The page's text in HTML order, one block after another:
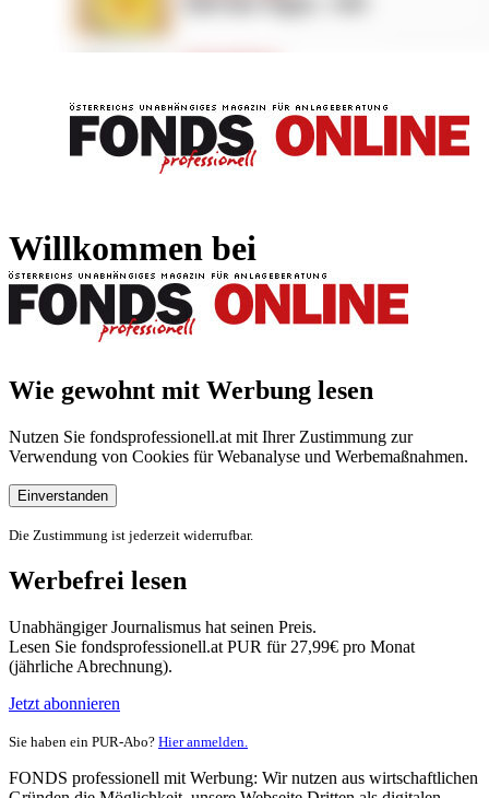
Willkommen bei
Wie gewohnt mit Werbung lesen
Nutzen Sie fondsprofessionell.at mit Ihrer Zustimmung zur
Verwendung von Cookies für Webanalyse und Werbemaßnahmen.
Einverstanden
Die Zustimmung ist jederzeit widerrufbar.
Werbefrei lesen
Unabhängiger Journalismus hat seinen Preis.
Lesen Sie fondsprofessionell.at PUR für 27,99€ pro Monat
(jährliche Abrechnung).
Jetzt abonnieren
Sie haben ein PUR-Abo? Hier anmelden.
FONDS professionell mit Werbung: Wir nutzen aus wirtschaftlichen